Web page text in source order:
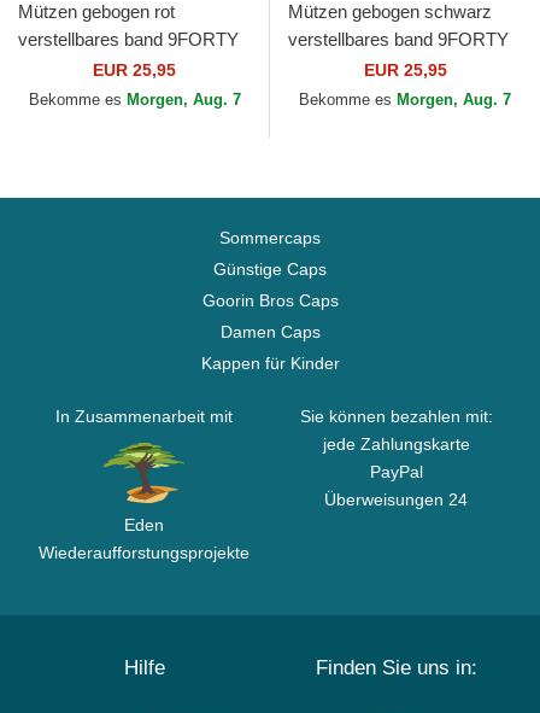
Mützen gebogen rot
verstellbares band 9FORTY
Essential der Manchester
United Football Club...
EUR 25,95
Bekomme es Morgen, Aug. 7
Mützen gebogen schwarz
verstellbares band 9FORTY
Essential der Manchester
United Football Club...
EUR 25,95
Bekomme es Morgen, Aug. 7
Sommercaps
Günstige Caps
Goorin Bros Caps
Damen Caps
Kappen für Kinder
In Zusammenarbeit mit
Eden
Wiederaufforstungsprojekte
Sie können bezahlen mit:
jede Zahlungskarte
PayPal
Überweisungen 24
Hilfe Finden Sie uns in: